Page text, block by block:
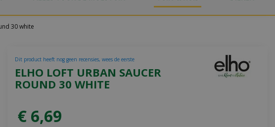
30 white
ELHO LOFT URBAN SAUCER
ROUND 30 WHITE
Dit product heeft nog geen recensies, wees de eerste
€ 6,69